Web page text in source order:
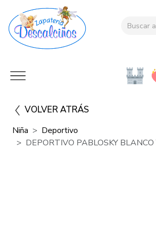
VOLVER ATRÁS
Niña
Deportivo
DEPORTIVO PABLOSKY BLANCO